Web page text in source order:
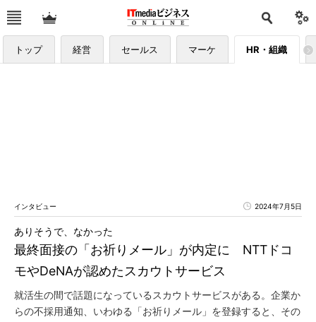
トップ 経営 セールス マーケ HR・組織
インタビュー 2024年7月5日
最終面接の「お祈りメール」が内定に NTTドコ
モやDeNAが認めたスカウトサービス
ありそうで、なかった
就活生の間で話題になっているスカウトサービスがある。企業か
らの不採用通知、いわゆる「お祈りメール」を登録すると、その